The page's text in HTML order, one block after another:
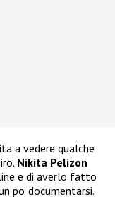
a vedere qualche
Nikita Pelizon
e di averlo fatto
po’ documentarsi.